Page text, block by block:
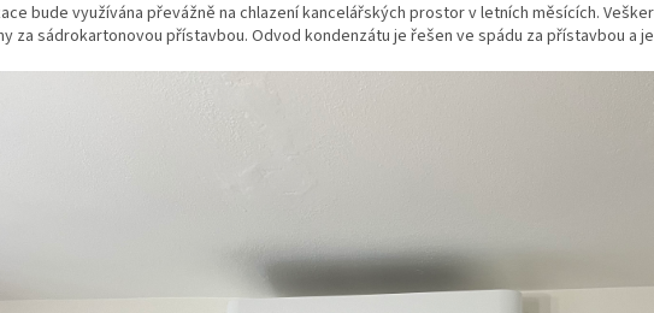
bude využívána převážně na chlazení kancelářských prostor v letních měsících.
za sádrokartonovou přístavbou. Odvod kondenzátu je řešen ve spádu za přístavbou a